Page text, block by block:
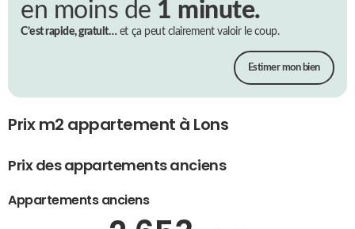
en moins de 1 minute.
C’est rapide, gratuit…et ça peut clairement valoir le coup.
Estimer mon bien
Prix m2 appartement à Lons
Prix des appartements anciens
Appartements anciens